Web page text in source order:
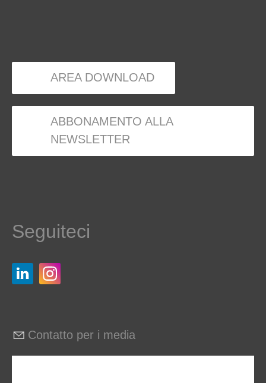
AREA DOWNLOAD
ABBONAMENTO ALLA
NEWSLETTER
Seguiteci
Contatto per i media